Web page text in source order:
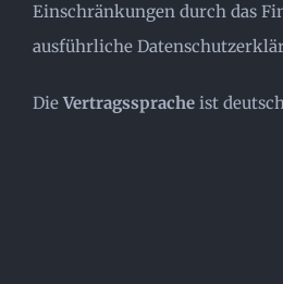
Einschränkungen durch das
ausführliche
DieVertragssprache ist